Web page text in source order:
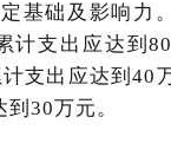
基础及影响
计支出应达到
支出应达到
30万元。